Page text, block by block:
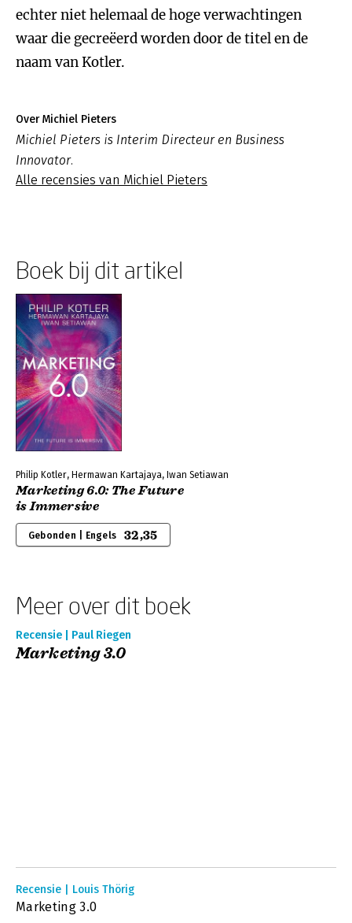
echter niet helemaal de hoge verwachtingen
waar die gecreëerd worden door de titel en de
naam van Kotler.
Over Michiel Pieters
Michiel Pieters is Interim Directeur en Business
Innovator.
Alle recensies van Michiel Pieters
Boek bij dit artikel
Philip Kotler, Hermawan Kartajaya, Iwan Setiawan
Marketing 6.0: The Future
is Immersive
Gebonden | Engels 32,35
Meer over dit boek
Recensie | Paul Riegen
Marketing 3.0
Recensie | Louis Thörig
Marketing 3.0